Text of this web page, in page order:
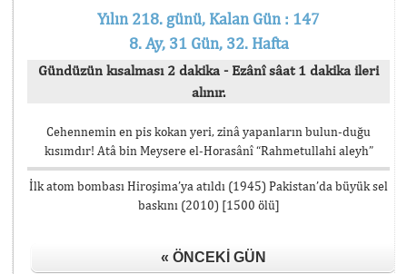
Yılın 218. günü, Kalan Gün : 147
8. Ay, 31 Gün, 32. Hafta
Gündüzün kısalması 2 dakika - Ezânî sâat 1 dakika ileri
alınır.
Cehennemin en pis kokan yeri, zinâ yapanların bulun-duğu
kısımdır! Atâ bin Meysere el-Horasânî “Rahmetullahi aleyh”
İlk atom bombası Hiroşima’ya atıldı (1945) Pakistan’da büyük sel
baskını (2010) [1500 ölü]
« ÖNCEKI GÜN